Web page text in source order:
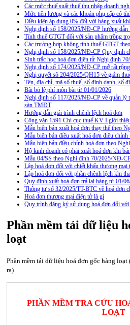
Các mức thuế suất thuế thu nhập doanh
Mức tiền lương và các khoản phụ cấp có
Điều kiện áp dụng 0% đối với hàng xuất
Nghị định số 158/2025/NĐ-CP hướng
Tính thuế GTGT đối với sản phẩm trồng
Các trường hợp không tính thuế GTGT
Nghị định số 158/2025/NĐ-CP Quy định
Sinh trắc học hoá đơn điện tử Nghị định
Nghị định số 174/2025/NĐ-CP mở rất
Nghị quyết sô 204/2025/QH15 về giảm
Tên, địa chỉ, mã số thuế, số định danh, số
Bãi bỏ lệ phí môn bài từ 01/01/2026
Nghị định số 117/2025/NĐ-CP về quản lý
sàn TMĐT
Hướng dẫn giải trình chênh lệch hoá đơn
Công văn 1591 Chi cục thuế KV I giới
Mẫu biên bản xuất hoá đơn thay thế theo
Mẫu biên bản điều xuất hoá đơn điều
Mẫu biên bản điều chỉnh hoá đơn theo
Hộ kinh doanh có phải xuất hoá đơn khi
Mẫu 04/SS theo Nghi định 70/2025/NĐ-
Lập hoá đơn đối với chiết khấu thương mại
Lập hoá đơn đối với phần chênh lệch khi
Quy định xuất hoá đơn trả lại hàng từ 01/
Thông tư số 32/2025/TT-BTC về hoá đơn
Hoá đơn thương mại điện tử là gì
Quy trình đăng ký sử dụng hoá đơn đối
Phần mềm tải dữ liệu
loạt
Phần mềm tải dữ liệu hoá đơn gốc hàng loạt
ra)
PHẦN MỀM TRA CỨU
LOẠT